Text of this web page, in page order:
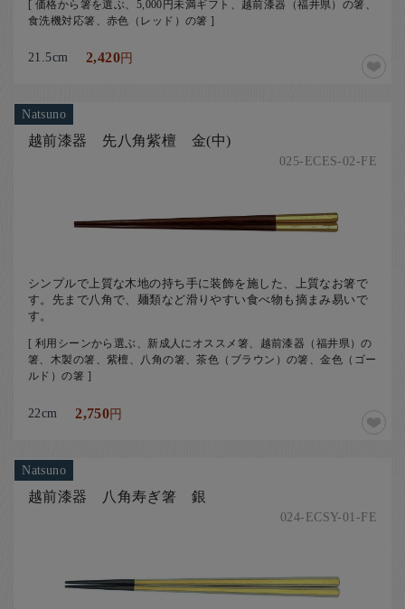
[ 価格から箸を選ぶ、5,000円未満ギフト、越前漆器（福井県）の箸、
食洗機対応箸、赤色（レッド）の箸 ]
21.5cm 2,420円
Natsuno
越前漆器 先八角紫檀 金(中)
025-ECES-02-FE
シンプルで上質な木地の持ち手に装飾を施した、上質なお箸で
す。先まで八角で、麺類など滑りやすい食べ物も摘まみ易いで
す。
[ 利用シーンから選ぶ、新成人にオススメ箸、越前漆器（福井県）の
箸、木製の箸、紫檀、八角の箸、茶色（ブラウン）の箸、金色（ゴー
ルド）の箸 ]
22cm 2,750円
Natsuno
越前漆器 八角寿ぎ箸 銀
024-ECSY-01-FE